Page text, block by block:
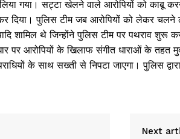
गया। सट्टा खेलने वाले आरोपियों को काबू
दिया। पुलिस टीम जब आरोपियों को लेकर चलने
शामिल थे जिन्होंने पुलिस टीम पर पथराव शुरू
पर आरोपियों के खिलाफ संगीत धाराओं के तहत
के साथ सख्ती से निपटा जाएगा। पुलिस
Next